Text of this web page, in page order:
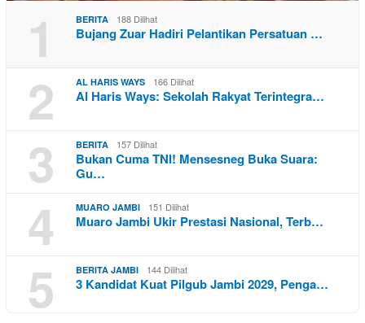
1 BERITA 188 Dilihat
Bujang Zuar Hadiri Pelantikan Persatuan …
2 AL HARIS WAYS 166 Dilihat
Al Haris Ways: Sekolah Rakyat Terintegra…
3 BERITA 157 Dilihat
Bukan Cuma TNI! Mensesneg Buka Suara:
Gu…
4 MUARO JAMBI 151 Dilihat
Muaro Jambi Ukir Prestasi Nasional, Terb…
5 BERITA JAMBI 144 Dilihat
3 Kandidat Kuat Pilgub Jambi 2029, Penga…